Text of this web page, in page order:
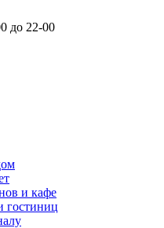
до 22-00
и кафе
гостиниц